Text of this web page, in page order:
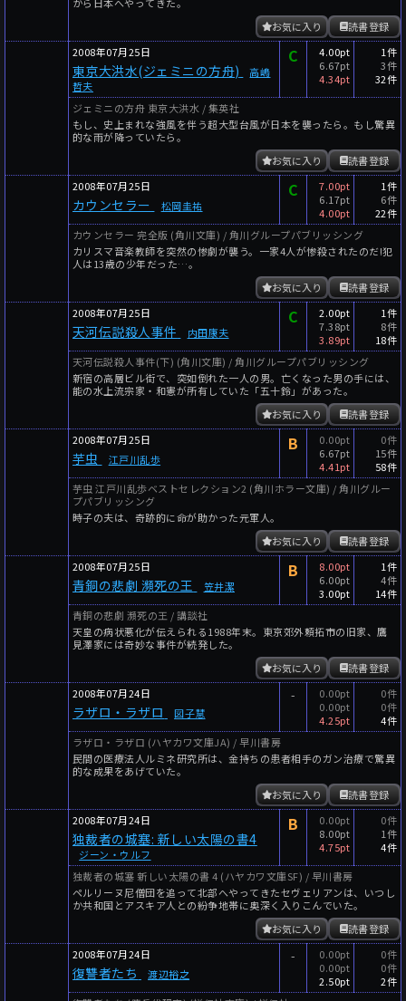
読書登録
お気に入り
2008年07月25日
東京大洪水(ジェミニの方舟)
高嶋
哲夫
C
4.00pt
6.67pt
4.34pt
1件
3件
32件
ジェミニの方舟 東京大洪水 / 集英社
もし、史上まれな強風を伴う超大型台風が日本を襲ったら。もし驚異
的な雨が降っていたら。
読書登録
お気に入り
2008年07月25日
カウンセラー 松岡圭祐
C
7.00pt
6.17pt
4.00pt
1件
6件
22件
カウンセラー 完全版 (角川文庫) / 角川グループパブリッシング
カリスマ音楽教師を突然の惨劇が襲う。一家4人が惨殺されたのだ!犯
人は13歳の少年だった…。
読書登録
お気に入り
2008年07月25日
天河伝説殺人事件 内田康夫
C
2.00pt
7.38pt
3.89pt
1件
8件
18件
天河伝説殺人事件(下) (角川文庫) / 角川グループパブリッシング
新宿の高層ビル街で、突如倒れた一人の男。亡くなった男の手には、
能の水上流宗家・和憲が所有していた「五十鈴」があった。
読書登録
お気に入り
2008年07月25日
芋虫 江戸川乱歩
B
0.00pt
6.67pt
4.41pt
0件
15件
58件
芋虫 江戸川乱歩ベストセレクション2 (角川ホラー文庫) / 角川グルー
プパブリッシング
時子の夫は、奇跡的に命が助かった元軍人。
読書登録
お気に入り
2008年07月25日
青銅の悲劇 瀕死の王 笠井潔
B
8.00pt
6.00pt
3.00pt
1件
4件
14件
青銅の悲劇 瀕死の王 / 講談社
天皇の病状悪化が伝えられる1988年末。東京郊外頼拓市の旧家、鷹
見澤家には奇妙な事件が続発した。
読書登録
お気に入り
2008年07月24日
ラザロ・ラザロ 図子慧
-
0.00pt
0.00pt
4.25pt
0件
0件
4件
ラザロ・ラザロ (ハヤカワ文庫JA) / 早川書房
民間の医療法人ルミネ研究所は、金持ちの患者相手のガン治療で驚異
的な成果をあげていた。
読書登録
お気に入り
2008年07月24日
独裁者の城塞: 新しい太陽の書4
ジーン・ウルフ
B
0.00pt
8.00pt
4.75pt
0件
1件
4件
独裁者の城塞 新しい太陽の書 4 (ハヤカワ文庫SF) / 早川書房
ペルリーヌ尼僧団を追って北部へやってきたセヴェリアンは、いつし
か共和国とアスキア人との紛争地帯に奥深く入りこんでいた。
読書登録
お気に入り
2008年07月24日
復讐者たち 渡辺裕之
-
0.00pt
0.00pt
2.50pt
0件
0件
2件